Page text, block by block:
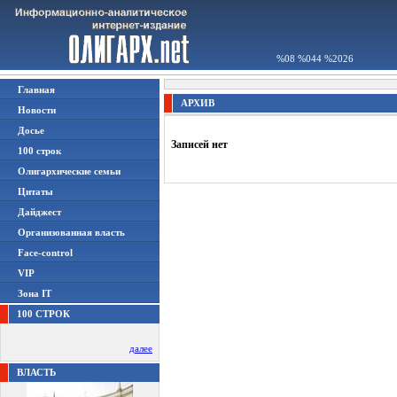
%08 %044 %2026
Главная
Новости
Досье
100 строк
Олигархические семьи
Цитаты
Дайджест
Организованная власть
Face-control
VIP
Зона IT
100 СТРОК
далее
ВЛАСТЬ
АРХИВ
Записей нет